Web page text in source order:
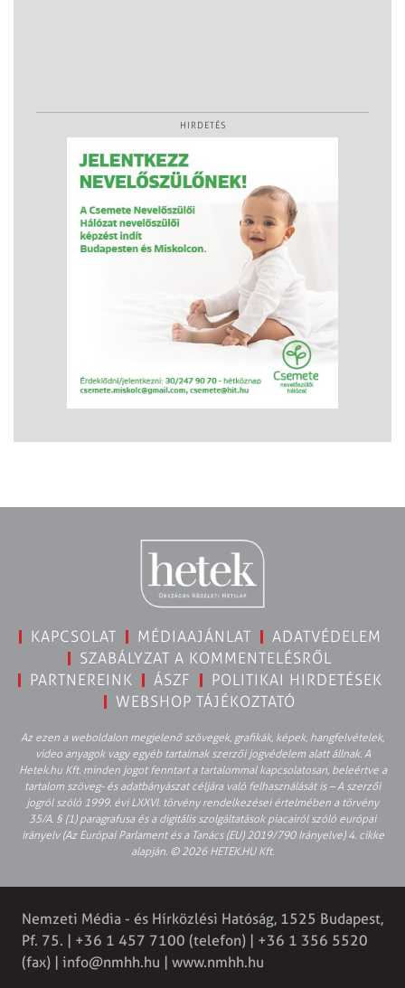
HIRDETÉS
KAPCSOLAT MÉDIAAJÁNLAT
ADATVÉDELEM
SZABÁLYZAT A KOMMENTELÉSRŐL
PARTNEREINK
ÁSZF
POLITIKAI HIRDETÉSEK
WEBSHOP TÁJÉKOZTATÓ
Az ezen a weboldalon megjelenő szövegek, grafikák, képek, hangfelvételek,
video anyagok vagy egyéb tartalmak szerzői jogvédelem alatt állnak. A
Hetek.hu Kft. minden jogot fenntart a tartalommal kapcsolatosan, beleértve a
tartalom szöveg- és adatbányászat céljára való felhasználását is – A szerzői
jogról szóló 1999. évi LXXVI. törvény rendelkezései értelmében a törvény
35/A. § (1) paragrafusa és a digitális szolgáltatások piacairól szóló európai
irányelv (Az Európai Parlament és a Tanács (EU) 2019/790 Irányelve) 4. cikke
alapján. © 2026 HETEK.HU Kft.
Nemzeti Média - és Hírközlési Hatóság, 1525 Budapest,
Pf. 75. | +36 1 457 7100 (telefon) | +36 1 356 5520
(fax) | info@nmhh.hu | www.nmhh.hu